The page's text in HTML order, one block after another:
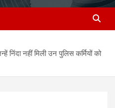
नहीं मिली उन पुलिस कर्मियों को